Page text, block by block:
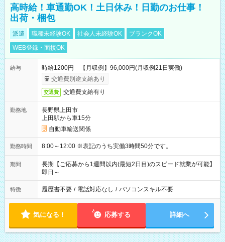
高時給！車通勤OK！土日休み！日勤のお仕事！
出荷・梱包
派遣 職種未経験OK 社会人未経験OK
ブランクOK
WEB登録・面接OK
給与
時給1200円 【月収例】96,000円(月収例21日実働)
交通費別途支給あり
交通費 交通費支給有り
勤務地
長野県上田市
上田駅から車15分
自動車輸送関係
勤務時間 8:00～12:00 ※表記のうち実働3時間50分です。
期間
長期【ご応募から1週間以内(最短2日目)のスピード就業が可能】
即日～
特徴 履歴書不要 / 電話対応なし / パソコンスキル不要
気になる！ 応募する 詳細へ